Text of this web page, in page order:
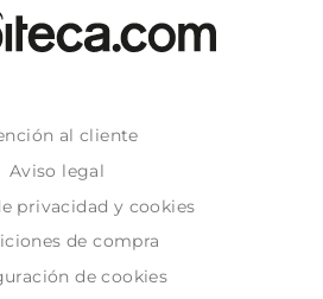
al cliente
Aviso legal
privacidad y cookies
de compra
de cookies